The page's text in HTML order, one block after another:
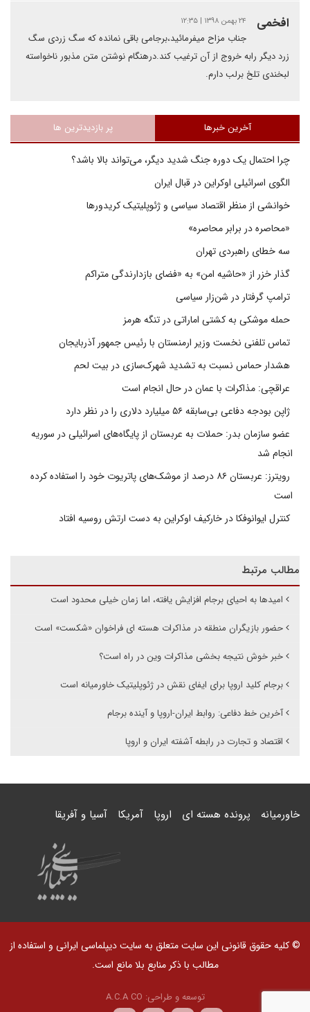
افخمی ۲۴ بهمن ۱۳۹۸ | ۱۲:۳۵
جناب مزاح میفرمائید،برجامی باقی نمانده که سگ زردی سگ
زرد دیگر رابه خروج از آن ترغیب کند.درهنگام نوشتن متن مذبور ناخواسته
لبخندی تلخ برلب دارم.
آخرین خبرها پر بازدیدترین ها
چرا احتمال یک دوره جنگ شدید دیگر، می‌تواند بالا باشد؟
الگوی اسرائیلی اوکراین در قبال ایران
خوانشی از منظر اقتصاد سیاسی و ژئوپلیتیک کریدورها
«محاصره در برابر محاصره»
سه خطای راهبردی تهران
گذار خزر از «حاشیه امن» به «فضای بازدارندگی متراکم
ترامپ گرفتار در شن‌زار سیاسی
حمله موشکی به کشتی اماراتی در تنگه هرمز
تماس تلفنی نخست وزیر ارمنستان با رئیس جمهور آذربایجان
هشدار حماس نسبت به تشدید شهرک‌سازی در بیت‌ لحم
عراقچی: مذاکرات با عمان در حال انجام است
ژاپن بودجه دفاعی بی‌سابقه ۵۶ میلیارد دلاری را در نظر دارد
عضو سازمان بدر: حملات به عربستان از پایگاه‌های اسرائیلی در سوریه
انجام شد
رویترز: عربستان ۸۶ درصد از موشک‌های پاتریوت خود را استفاده کرده
است
کنترل ایوانوفکا در خارکیف اوکراین به دست ارتش روسیه افتاد
مطالب مرتبط
امیدها به احیای برجام افزایش یافته، اما زمان خیلی محدود است
حضور بازیگران منطقه در مذاکرات هسته ای فراخوان «شکست» است
خبر خوش نتیجه بخشی مذاکرات وین در راه است؟
برجام کلید اروپا برای ایفای نقش در ژئوپلیتیک خاورمیانه است
آخرین خط دفاعی: روابط ایران-اروپا و آینده برجام
اقتصاد و تجارت در رابطه آشفته ایران و اروپا
خاورمیانه پرونده هسته ای اروپا آمریکا آسیا و آفریقا
© کلیه حقوق قانونی این سایت متعلق به سایت دیپلماسی ایرانی و استفاده از
مطالب با ذکر منابع بلا مانع است.
توسعه و طراحی: A.C.A CO